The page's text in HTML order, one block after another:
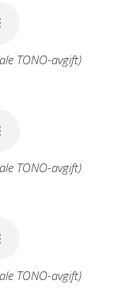
TONO-avgift)
TONO-avgift)
TONO-avgift)